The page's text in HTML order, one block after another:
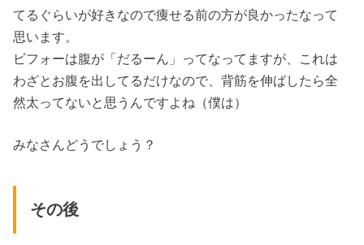
てるぐらいが好きなので痩せる前の方が良かったなって
思います。
ビフォーは腹が「だるーん」ってなってますが、これは
わざとお腹を出してるだけなので、背筋を伸ばしたら全
然太ってないと思うんですよね（僕は）
みなさんどうでしょう？
その後